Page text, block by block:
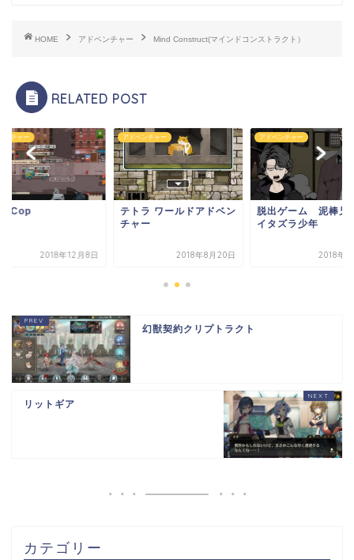
HOME アドベンチャー Mind Construct(マインドコンストラクト）
RELATED POST
ンチャー
ラ ワールドアドベン
2018年8月20日
アドベンチャー
脱出ゲーム 泥棒兄弟と
イタズラ少年
2018年9月5日
アドベンチャー
Beat Cop
2018年12
幻獣契約クリプトラクト
リットギア
カテゴリー